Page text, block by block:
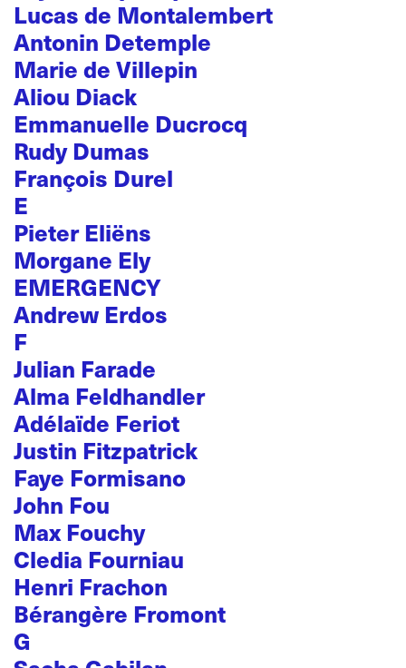
Lucas de Montalembert
Antonin Detemple
Marie de Villepin
Aliou Diack
Emmanuelle Ducrocq
Rudy Dumas
François Durel
E
Pieter Eliëns
Morgane Ely
EMERGENCY
Andrew Erdos
F
Julian Farade
Alma Feldhandler
Adélaïde Feriot
Justin Fitzpatrick
Faye Formisano
John Fou
Max Fouchy
Cledia Fourniau
Henri Frachon
Bérangère Fromont
G